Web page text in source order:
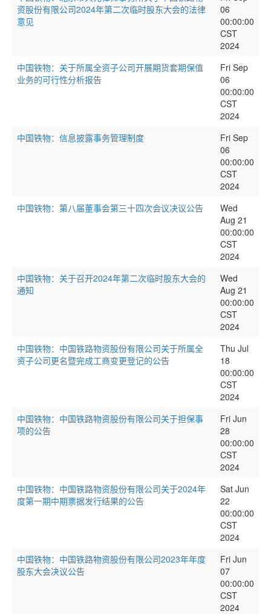
资股份有限公司2024年第二次临时股东大会的法律
意见
06
00:00:00
CST
2024
中国铁物：关于所属全资子公司开展期货套期保值
业务的可行性分析报告
Fri Sep
06
00:00:00
CST
2024
中国铁物：信息披露事务管理制度
Fri Sep
06
00:00:00
CST
2024
中国铁物：第八届董事会第三十四次会议决议公告
Wed
Aug 21
00:00:00
CST
2024
中国铁物：关于召开2024年第二次临时股东大会的
通知
Wed
Aug 21
00:00:00
CST
2024
中国铁物：中国铁路物资股份有限公司关于所属全
资子公司更名暨完成工商变更登记的公告
Thu Jul
18
00:00:00
CST
2024
中国铁物：中国铁路物资股份有限公司关于担保事
项的公告
Fri Jun
28
00:00:00
CST
2024
中国铁物：中国铁路物资股份有限公司关于2024年
度第一期中期票据发行结果的公告
Sat Jun
22
00:00:00
CST
2024
中国铁物：中国铁路物资股份有限公司2023年年度
股东大会决议公告
Fri Jun
07
00:00:00
CST
2024